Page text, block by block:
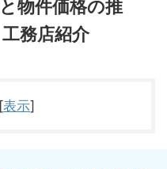
物件価格の推
務店紹介
[表示]